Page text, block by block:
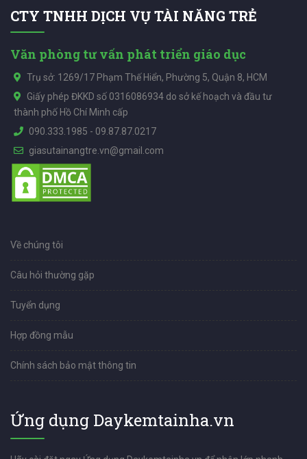
CTY TNHH DỊCH VỤ TÀI NĂNG TRẺ
Văn phòng tư vấn phát triển giáo dục
Trụ sở: 1269/17 Phạm Thế Hiển, Phường 5, Quận 8, HCM
Giấy phép ĐKKD số 0316086934 do sở kế hoạch và đầu tư
thành phố Hồ Chí Minh cấp
090.333.1985 - 09.87.87.0217
giasutainangtre.vn@gmail.com
Về chúng tôi
Câu hỏi thường gặp
Tuyển dụng
Hợp đồng mẫu
Chính sách bảo mật thông tin
Ứng dụng Daykemtainha.vn